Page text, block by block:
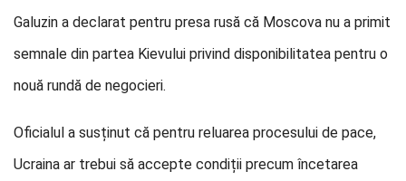
Galuzin a declarat pentru presa rusă că Moscova nu a primit
semnale din partea Kievului privind disponibilitatea pentru o
nouă rundă de negocieri.
Oficialul a susținut că pentru reluarea procesului de pace,
Ucraina ar trebui să accepte condiții precum încetarea